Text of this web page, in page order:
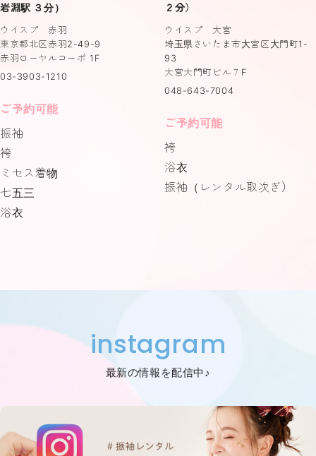
岩淵駅 ３分）
ウイスプ 赤羽
東京都北区赤羽2-49-9
赤羽ローヤルコーポ 1F
03-3903-1210
ご予約可能
振袖
袴
ミセス着物
七五三
浴衣
２分）
ウイスプ 大宮
埼玉県さいたま市大宮区大門町1-
93
大宮大門町ビル７F
048-643-7004
ご予約可能
袴
浴衣
振袖（レンタル取次ぎ）
instagram
最新の情報を配信中♪